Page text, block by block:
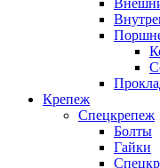
Крепеж
Спецкрепеж
Болты
Гайки